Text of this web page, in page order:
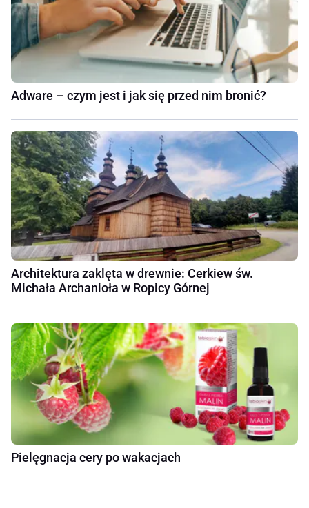
Adware – czym jest i jak się przed nim bronić?
Architektura zaklęta w drewnie: Cerkiew św.
Michała Archanioła w Ropicy Górnej
Pielęgnacja cery po wakacjach